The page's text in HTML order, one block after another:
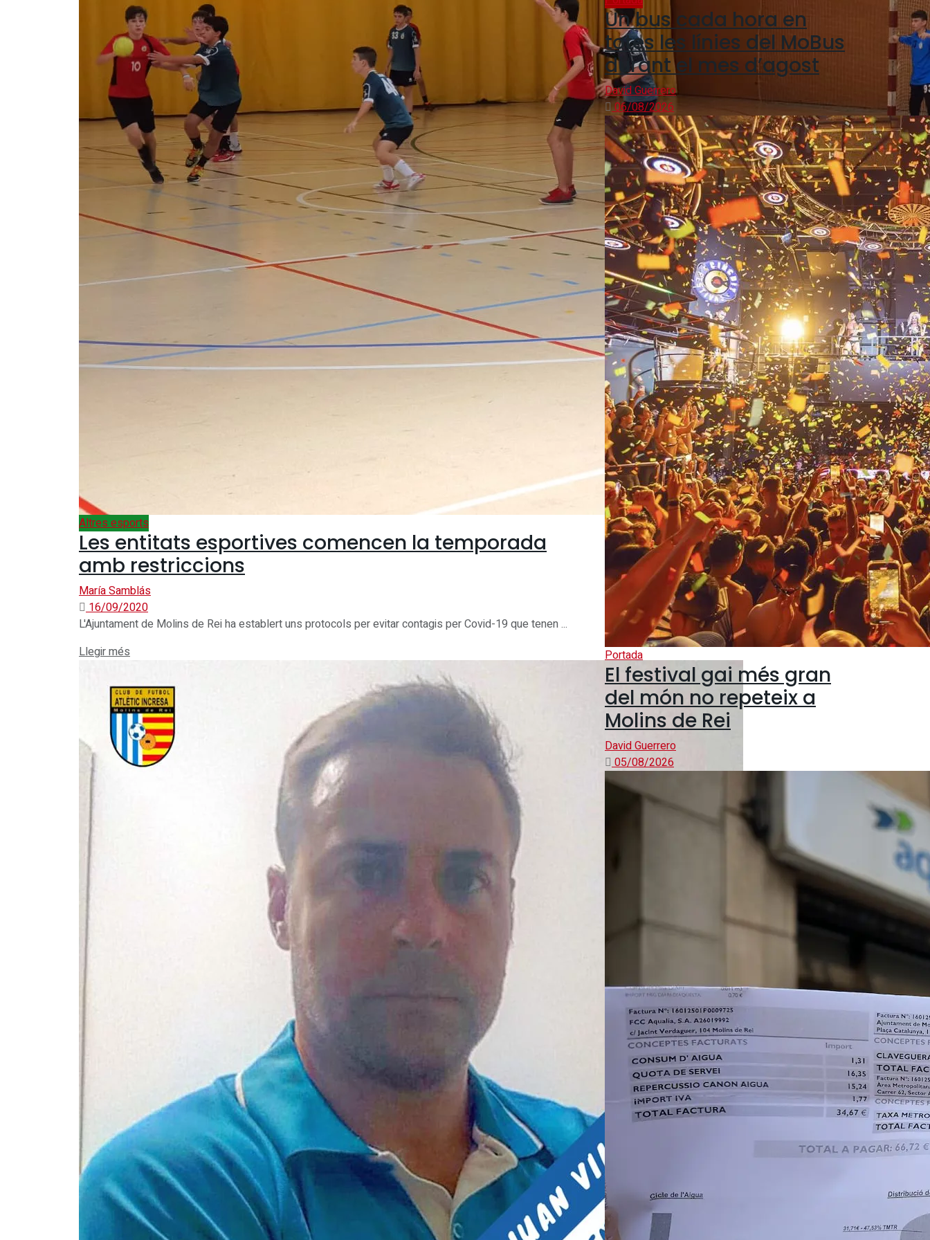
Altres esports
Les entitats esportives comencen la temporada
amb restriccions
María Samblás
16/09/2020
L'Ajuntament de Molins de Rei ha establert uns protocols per evitar contagis per Covid-19 que tenen ...
Llegir més
Un bus cada hora en
totes les línies del MoBus
durant el mes d’agost
David Guerrero
06/08/2026
Portada
El festival gai més gran
del món no repeteix a
Molins de Rei
David Guerrero
05/08/2026